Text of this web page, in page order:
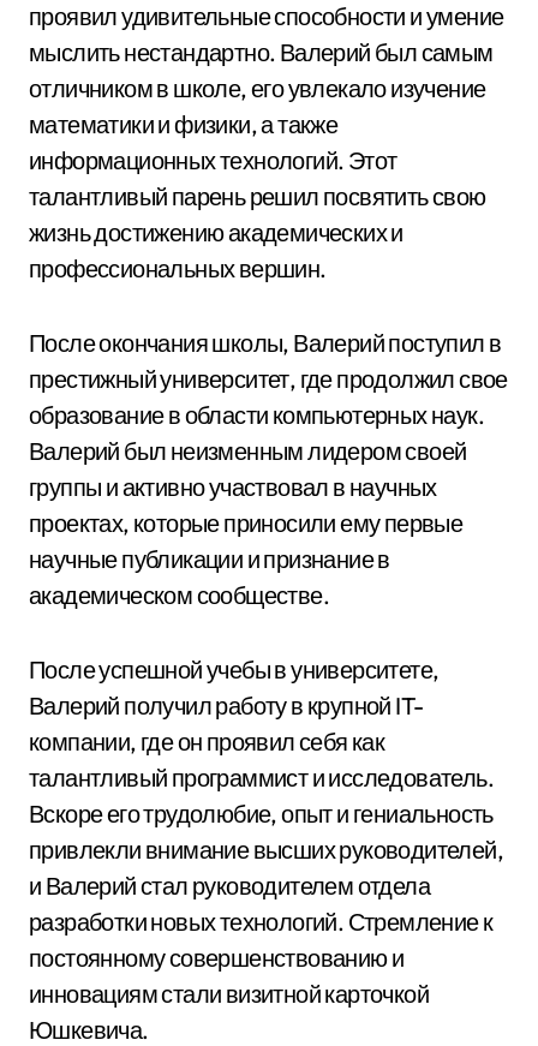
проявил удивительные способности и умение
мыслить нестандартно. Валерий был самым
отличником в школе, его увлекало изучение
математики и физики, а также
информационных технологий. Этот
талантливый парень решил посвятить свою
жизнь достижению академических и
профессиональных вершин.
После окончания школы, Валерий поступил в
престижный университет, где продолжил свое
образование в области компьютерных наук.
Валерий был неизменным лидером своей
группы и активно участвовал в научных
проектах, которые приносили ему первые
научные публикации и признание в
академическом сообществе.
После успешной учебы в университете,
Валерий получил работу в крупной IT-
компании, где он проявил себя как
талантливый программист и исследователь.
Вскоре его трудолюбие, опыт и гениальность
привлекли внимание высших руководителей,
и Валерий стал руководителем отдела
разработки новых технологий. Стремление к
постоянному совершенствованию и
инновациям стали визитной карточкой
Юшкевича.